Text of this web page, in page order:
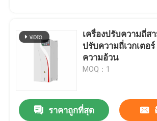
เครื่องปรับความถี่ส
ปรับความถี่เวกเตอ
ความอ้วน
MOQ：1
ราคาถูกที่สุด